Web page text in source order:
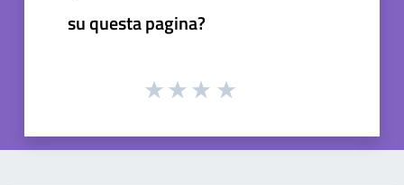
su questa pagina?